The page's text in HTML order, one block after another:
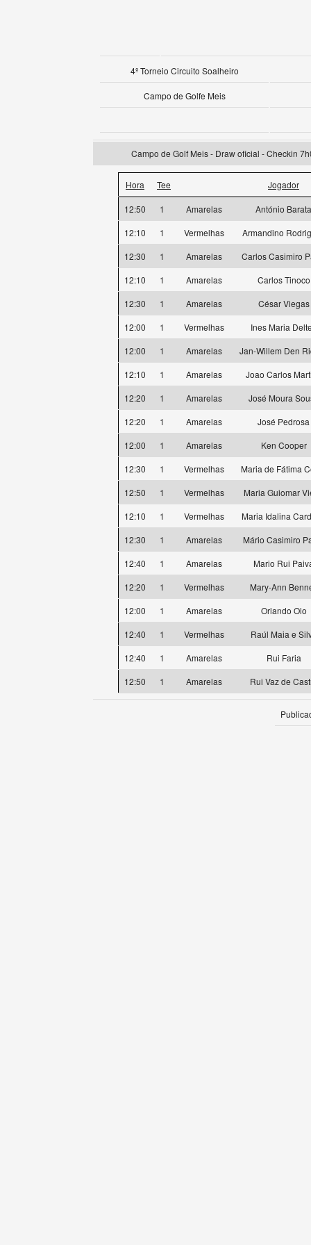
4º Torneio Circuito Soalheiro
Campo de Golfe Meis
Campo de Golf Meis - Draw oficial - Checkin
Hora Tee Jogador
12:50 1 Amarelas
António Barata
12:10
1 Vermelhas
Armandino
12:30
1 Amarelas
Carlos Casimiro
12:10
1 Amarelas
Carlos Tinoco
12:30
1 Amarelas
César Viegas
12:00
1 Vermelhas
Ines Maria
12:00
1 Amarelas
Jan-Willem Den
12:10
1 Amarelas
Joao Carlos
12:20
1 Amarelas
José Moura
12:20
1 Amarelas
José Pedrosa
12:00
1 Amarelas
Ken Cooper
12:30
1 Vermelhas
Maria de Fátima
12:50
1 Vermelhas
Maria Guiomar
12:10
1 Vermelhas
Maria Idalina
12:30
1 Amarelas
Mário Casimiro
12:40
1 Amarelas
Mario Rui
12:20
1 Vermelhas
Mary-Ann
12:00
1 Amarelas
Orlando Oio
12:40
1 Vermelhas
Raúl Maia e
12:40
1 Amarelas
Rui Faria
12:50
1 Amarelas Rui Vaz de